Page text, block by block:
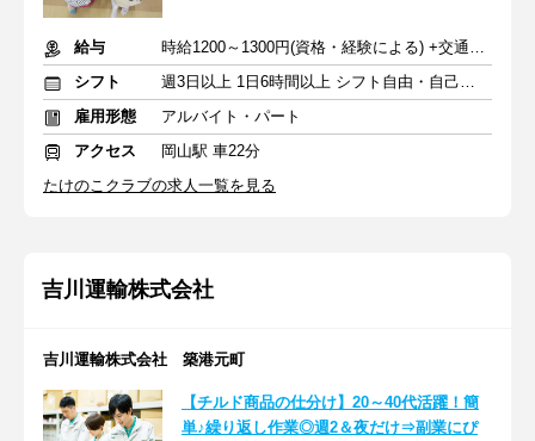
給与
時給1200～1300円(資格・経験による) +交通費一部支給
シフト
週3日以上 1日6時間以上 シフト自由・自己申告
雇用形態
アルバイト・パート
アクセス
岡山駅 車22分
たけのこクラブの求人一覧を見る
吉川運輸株式会社
吉川運輸株式会社 築港元町
【チルド商品の仕分け】20～40代活躍！簡
単♪繰り返し作業◎週2＆夜だけ⇒副業にぴ